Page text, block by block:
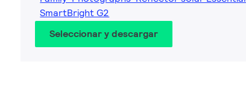
SmartBright G2
Seleccionar y descargar